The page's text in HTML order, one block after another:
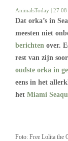
AnimalsToday | 27 08
Dat orka’s in
meesten niet
berichten over.
rest van zijn
oudste orka in
eens in het
het Miami
Foto: Free Lolita the